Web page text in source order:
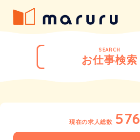
SEARCH
お仕事検索
現在の求人総数 576